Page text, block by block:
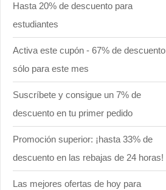
Hasta 20% de descuento para
estudiantes
Activa este cupón - 67% de descuento
sólo para este mes
Suscríbete y consigue un 7% de
descuento en tu primer pedido
Promoción superior: ¡hasta 33% de
descuento en las rebajas de 24 horas!
Las mejores ofertas de hoy para